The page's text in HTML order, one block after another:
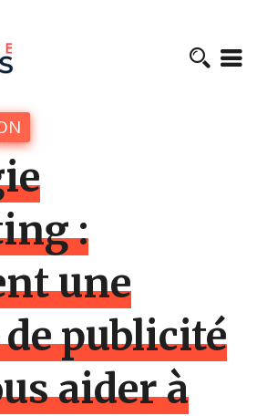
:
une
de publicité
aider à